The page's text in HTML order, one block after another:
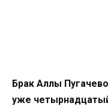
Брак Аллы
уже